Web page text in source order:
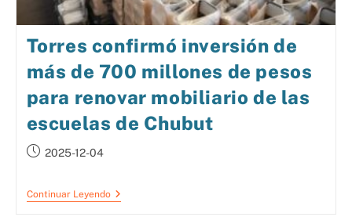
Torres confirmó inversión de
más de 700 millones de pesos
para renovar mobiliario de las
escuelas de Chubut
2025-12-04
Continuar Leyendo